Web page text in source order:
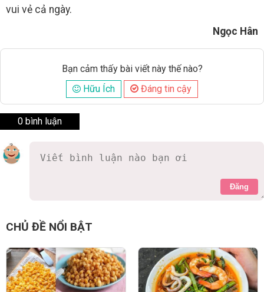
vui vẻ cả ngày.
Ngọc Hân
Bạn cảm thấy bài viết này thế nào?
Hữu Ích
Đáng tin cậy
0 bình luận
Đăng
CHỦ ĐỀ NỔI BẬT